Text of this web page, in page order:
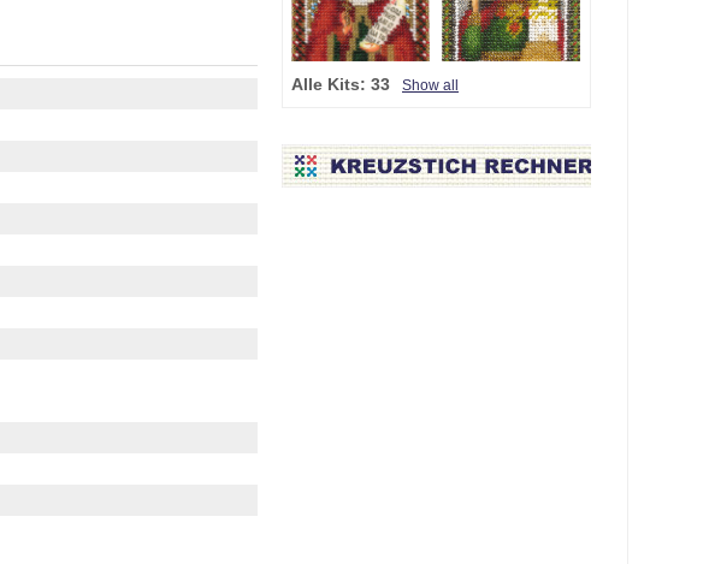
Alle Kits: 33 Show all